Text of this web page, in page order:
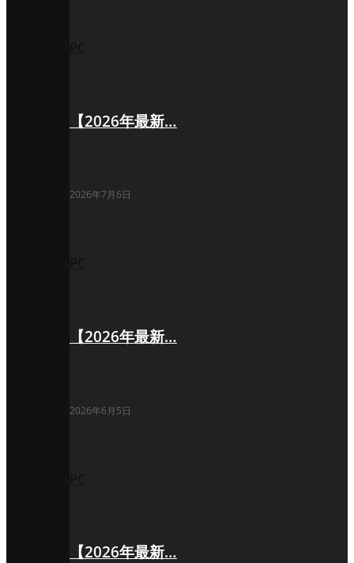
【2026年最新…
2026年7月6日
【2026年最新…
2026年6月5日
【2026年最新…